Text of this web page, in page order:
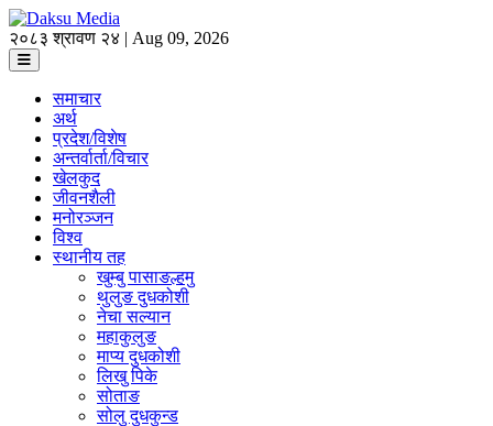
२०८३ श्रावण २४ | Aug 09, 2026
समाचार
अर्थ
प्रदेश/विशेष
अन्तर्वार्ता/विचार
खेलकुद
जीवनशैली
मनोरञ्जन
विश्व
स्थानीय तह
खुम्बु पासाङल्हमु
थुलुङ दुधकोशी
नेचा सल्यान
महाकुलुङ
माप्य दुधकोशी
लिखु पिके
सोताङ
सोलु दुधकुन्ड